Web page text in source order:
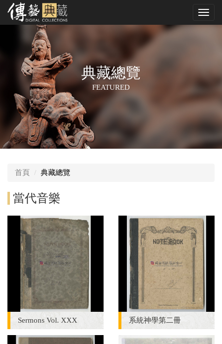
中
典藏總覽
FEATURED
首頁 典藏總覽
當代音樂
Sermons Vol. XXX 系統神學第二冊